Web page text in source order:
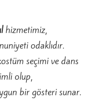
hizmetimiz,
odaklıdır.
seçimi ve dans
olup,
bir gösteri sunar.